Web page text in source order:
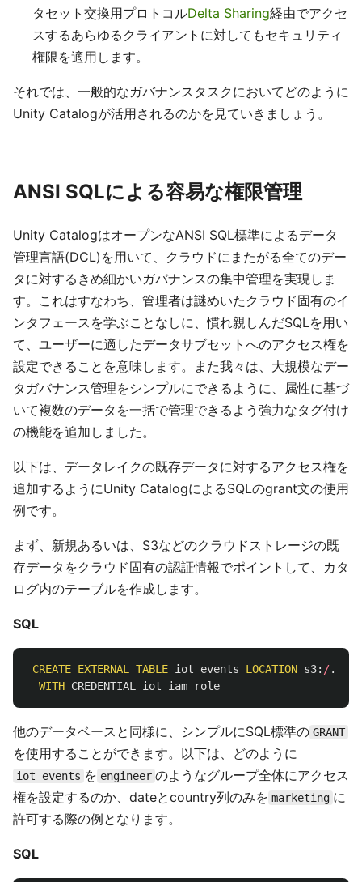
タセット交換用プロトコルDelta Sharing経由でアクセ
スするあらゆるクライアントに対してもセキュリティ
権限を適用します。
それでは、一般的なガバナンスタスクにおいてどのように
Unity Catalogが活用されるのかを見ていきましょう。
ANSI SQLによる容易な権限管理
Unity CatalogはオープンなANSI SQL標準によるデータ
管理言語(DCL)を用いて、クラウドにまたがる全てのデー
タに対するきめ細かいガバナンスの集中管理を実現しま
す。これはすなわち、管理者は謎めいたクラウド固有のイ
ンタフェースを学ぶことなしに、慣れ親しんだSQLを用い
て、ユーザーに適したデータサブセットへのアクセス権を
設定できることを意味します。また我々は、大規模なデー
タガバナンス管理をシンプルにできるように、属性に基づ
いて複数のデータを一括で管理できるよう強力なタグ付け
の機能を追加しました。
以下は、データレイクの既存データに対するアクセス権を
追加するようにUnity CatalogによるSQLのgrant文の使用
例です。
まず、新規あるいは、S3などのクラウドストレージの既
存データをクラウド固有の認証情報でポイントして、カタ
ログ内のテーブルを作成します。
SQL
CREATE EXTERNAL TABLE iot_events LOCATION s3: /...
WITH CREDENTIAL iot_iam_role
他のデータベースと同様に、シンプルにSQL標準の GRANT
を使用することができます。以下は、どのように
iot_events を engineer のようなグループ全体にアクセス
権を設定するのか、dateとcountry列のみを marketing に
許可する際の例となります。
SQL